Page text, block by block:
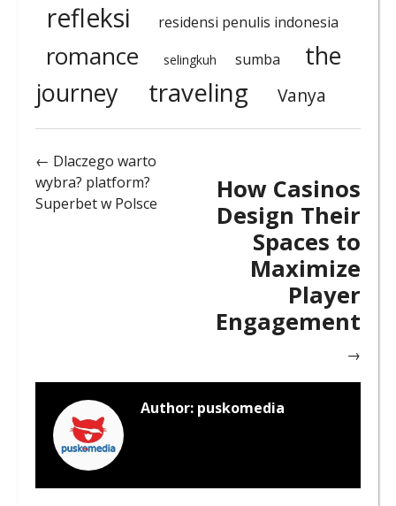
refleksi residensi penulis indonesia
romance selingkuh sumba
the
journey
traveling Vanya
← Dlaczego warto
wybra? platform?
Superbet w Polsce
How Casinos
Design Their
Spaces to
Maximize
Player
Engagement
→
Author: puskomedia